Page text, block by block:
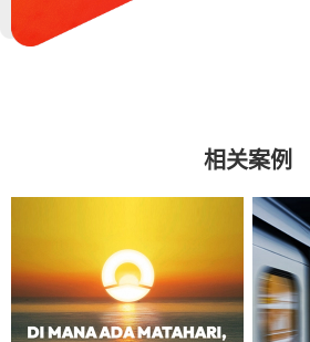
相关案例